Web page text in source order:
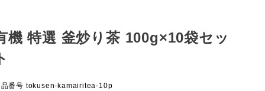
機 特選 釜炒り茶 100g×10袋セッ
番号 tokusen-kamairitea-10p